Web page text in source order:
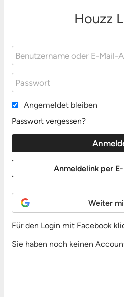
Houzz
Angemeldet bleiben
Passwort vergessen?
Weiter
Für den Login mit Facebook
Sie haben noch keinen